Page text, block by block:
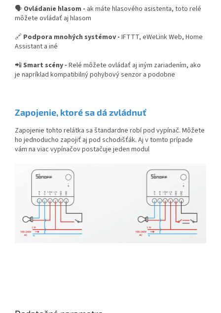
🗣️ Ovládanie hlasom - ak máte hlasového asistenta, toto relé
môžete ovládať aj hlasom
🔗 Podpora mnohých systémov - IFTTT, eWeLink Web, Home
Assistant a iné
📲 Smart scény - Relé môžete ovládať aj iným zariadením, ako
je napríklad kompatibilný pohybový senzor a podobne
Zapojenie, ktoré sa dá zvládnuť
Zapojenie tohto relátka sa štandardne robí pod vypínač. Môžete
ho jednoducho zapojiť aj pod schodišťák. Aj v tomto prípade
vám na viac vypínačov postačuje jeden modul